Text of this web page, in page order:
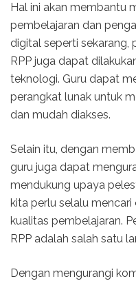
Hal ini akan membantu
pembelajaran dan
digital seperti sekarang,
RPP juga dapat
teknologi. Guru dapat
perangkat lunak untuk
dan mudah diakses.
Selain itu, dengan
guru juga dapat
mendukung upaya
kita perlu selalu
kualitas pembelajaran.
RPP adalah salah satu
Dengan mengurangi